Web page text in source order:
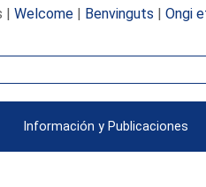
| Welcome| Benvinguts | Ongi
Información y Publicaciones